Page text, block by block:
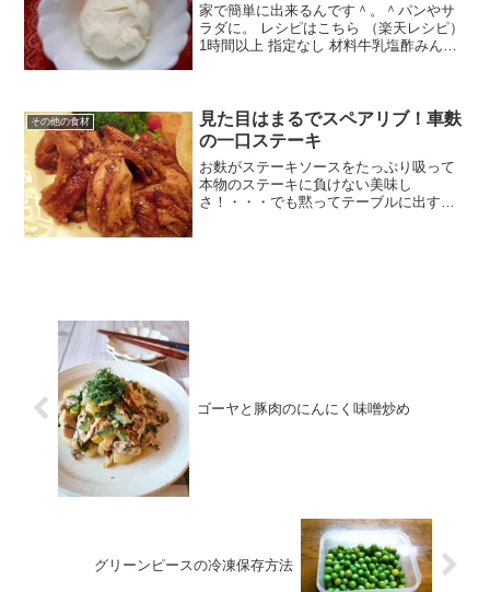
家で簡単に出来るんです＾。＾パンやサ
ラダに。 レシピはこちら （楽天レシピ）
1時間以上 指定なし 材料牛乳塩酢みんな
その他の食材
見た目はまるでスペアリブ！車麩
の一口ステーキ
お麩がステーキソースをたっぷり吸って
本物のステーキに負けない美味し
さ！・・・でも黙ってテーブルに出すと
ゴーヤと豚肉のにんにく味噌炒め
グリーンピースの冷凍保存方法